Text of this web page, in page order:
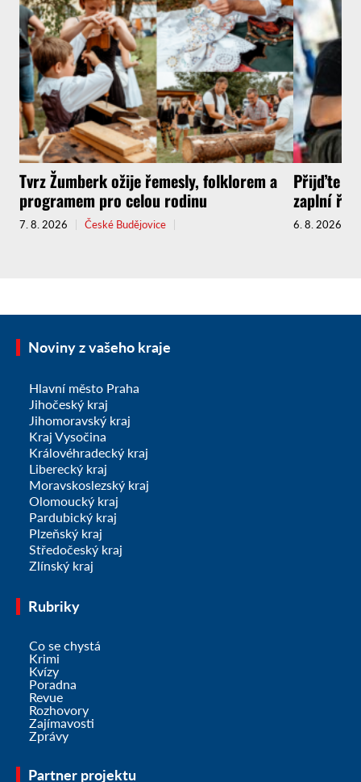
Tvrz Žumberk ožije řemesly, folklorem a
programem pro celou rodinu
7. 8. 2026 České Budějovice
Přijďte
zaplní
6. 8. 2026
Noviny z vašeho kraje
Hlavní město Praha
Jihočeský kraj
Jihomoravský kraj
Kraj Vysočina
Královéhradecký kraj
Liberecký kraj
Moravskoslezský kraj
Olomoucký kraj
Pardubický kraj
Plzeňský kraj
Středočeský kraj
Zlínský kraj
Rubriky
Co se chystá
Krimi
Kvízy
Poradna
Revue
Rozhovory
Zajímavosti
Zprávy
Partner projektu